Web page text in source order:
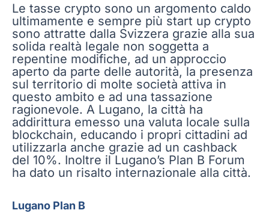
Le tasse crypto sono un argomento caldo
ultimamente e sempre più start up crypto
sono attratte dalla Svizzera grazie alla sua
solida realtà legale non soggetta a
repentine modifiche, ad un approccio
aperto da parte delle autorità, la presenza
sul territorio di molte società attiva in
questo ambito e ad una tassazione
ragionevole. A Lugano, la città ha
addirittura emesso una valuta locale sulla
blockchain, educando i propri cittadini ad
utilizzarla anche grazie ad un cashback
del 10%. Inoltre il Lugano’s Plan B Forum
ha dato un risalto internazionale alla città.
Lugano Plan B